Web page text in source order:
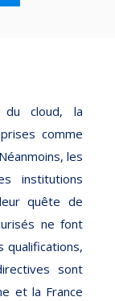
du cloud, la
comme
les
institutions
quête de
ne font
qualifications,
sont
et la France